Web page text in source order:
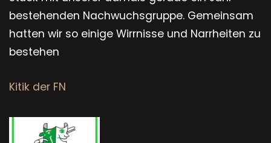
bestehenden Nachwuchsgruppe. Gemeinsam
hatten wir so einige Wirrnisse und Narrheiten zu
bestehen
Kitik der FN